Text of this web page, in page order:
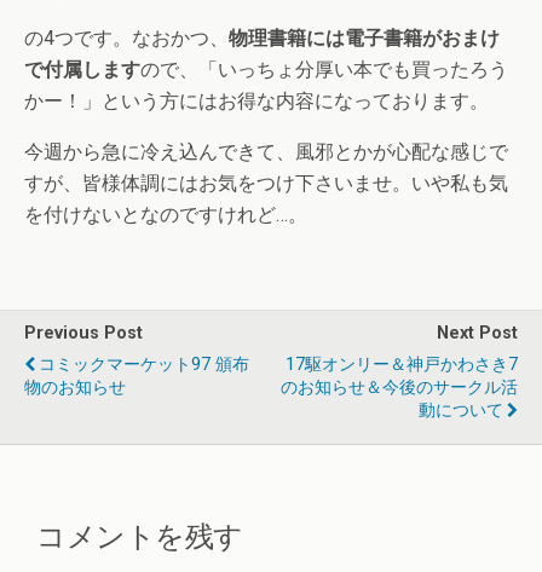
の4つです。なおかつ、 物理書籍には電子書籍がおまけ
で付属しますので、「いっちょ分厚い本でも買ったろう
かー！」という方にはお得な内容になっております。
今週から急に冷え込んできて、風邪とかが心配な感じで
すが、皆様体調にはお気をつけ下さいませ。いや私も気
を付けないとなのですけれど…。
Previous Post
コミックマーケット97 頒布
物のお知らせ
Next Post
17駆オンリー＆神戸かわさき7
のお知らせ＆今後のサークル活
動について
コメントを残す